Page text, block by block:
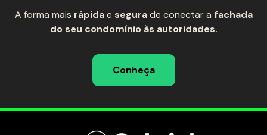
A forma mais rápidae segurade conectar a fachada
do seu condomínio às autoridades.
Conheça